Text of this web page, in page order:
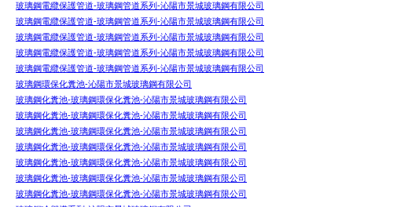
玻璃鋼電纜保護管道-玻璃鋼管道系列-沁陽市景城玻璃鋼有限公司
玻璃鋼電纜保護管道-玻璃鋼管道系列-沁陽市景城玻璃鋼有限公司
玻璃鋼電纜保護管道-玻璃鋼管道系列-沁陽市景城玻璃鋼有限公司
玻璃鋼電纜保護管道-玻璃鋼管道系列-沁陽市景城玻璃鋼有限公司
玻璃鋼電纜保護管道-玻璃鋼管道系列-沁陽市景城玻璃鋼有限公司
玻璃鋼環保化糞池-沁陽市景城玻璃鋼有限公司
玻璃鋼化糞池-玻璃鋼環保化糞池-沁陽市景城玻璃鋼有限公司
玻璃鋼化糞池-玻璃鋼環保化糞池-沁陽市景城玻璃鋼有限公司
玻璃鋼化糞池-玻璃鋼環保化糞池-沁陽市景城玻璃鋼有限公司
玻璃鋼化糞池-玻璃鋼環保化糞池-沁陽市景城玻璃鋼有限公司
玻璃鋼化糞池-玻璃鋼環保化糞池-沁陽市景城玻璃鋼有限公司
玻璃鋼化糞池-玻璃鋼環保化糞池-沁陽市景城玻璃鋼有限公司
玻璃鋼化糞池-玻璃鋼環保化糞池-沁陽市景城玻璃鋼有限公司